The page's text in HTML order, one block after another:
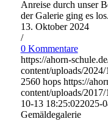
Anreise durch unser
der Galerie ging es
13. Oktober 2024
/
0 Kommentare
https://ahorn-
content/uploads/
2560 hops https://
content/uploads/
10-13 18:25:022025-
Gemäldegalerie